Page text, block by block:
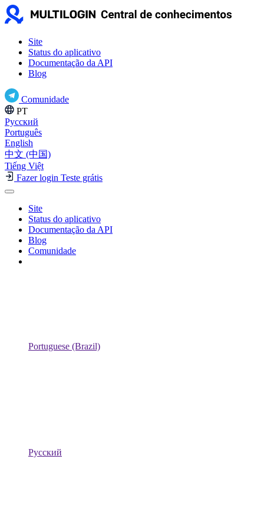
Site
Status do aplicativo
Documentação da API
Blog
Comunidade
PT
Русский
Português
English
中文 (中国)
Tiếng Việt
Fazer login Teste grátis
Site
Status do aplicativo
Documentação da API
Blog
Comunidade
Portuguese (Brazil)
Русский